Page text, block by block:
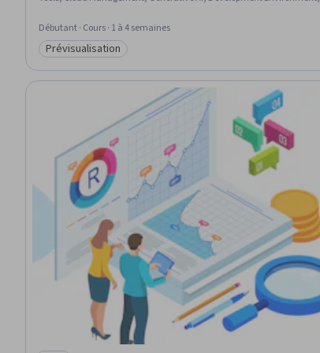
Débutant · Cours · 1 à 4 semaines
Catégorie : Prévisualisation
Prévisualisation